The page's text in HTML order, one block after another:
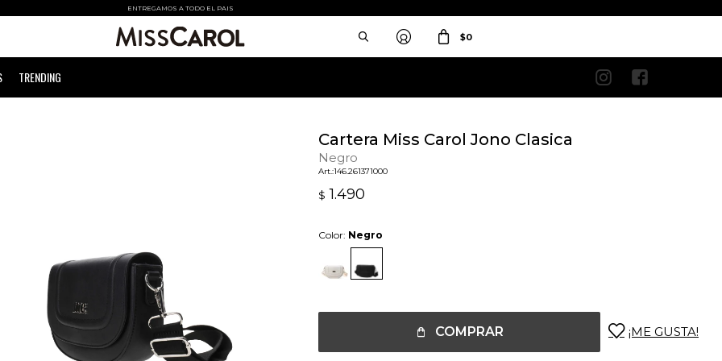
ENTREGAMOS A TODO EL PAIS
TRENDING
$0
 
Cartera Miss Carol Jono Clasica
Negro
146.261371000
$ 1.490
Color: Negro
COMPRAR